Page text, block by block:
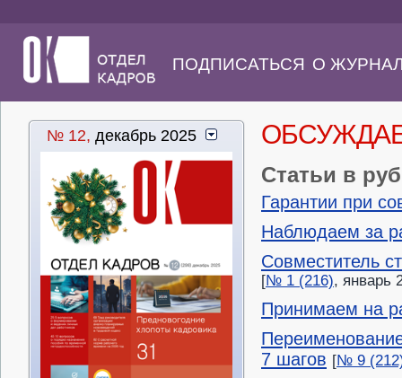
ПОДПИСАТЬСЯ О
№ 12, декабрь 2025
Статьи в
Гарантии при
Наблюдаем за
Совместитель
[№ 1 (216), январь
Принимаем на
7 шагов [№ 9